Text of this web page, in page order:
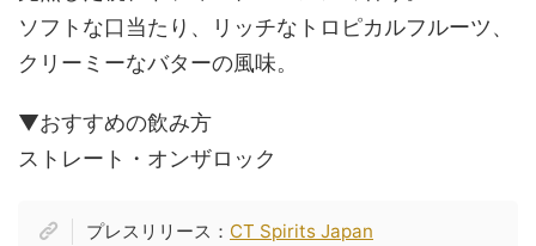
ソフトな口当たり、リッチなトロピカルフルーツ、
クリーミーなバターの風味。
▼おすすめの飲み方
ストレート・オンザロック
プレスリリース： CT Spirits Japan